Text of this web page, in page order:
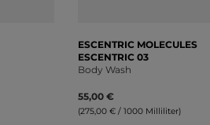
ESCENTRIC MOLECULES
ESCENTRIC 03
Body Wash
55,00 €
(275,00 € / 1000 Milliliter)